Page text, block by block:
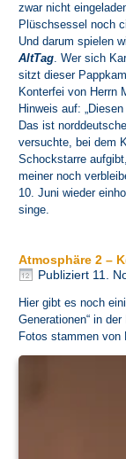
zwar nicht
Plüschsessel noch
Und darum spielen
AltTag. Wer sich
sitzt dieser
Konterfei von Herrn
Hinweis auf:
Das ist
versuchte, bei dem
Schockstarre
meiner noch
10. Juni wieder
singe.
Atmosphäre 2 –
Publiziert 11.
Hier gibt es noch
Generationen“ in der
Fotos stammen von